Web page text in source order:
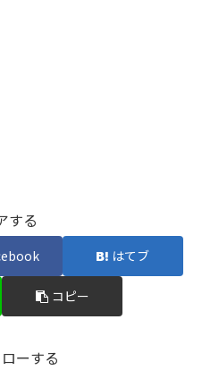
する
はてブ
コピー
ーする